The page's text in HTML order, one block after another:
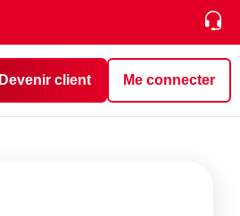
Devenir client Me connecter